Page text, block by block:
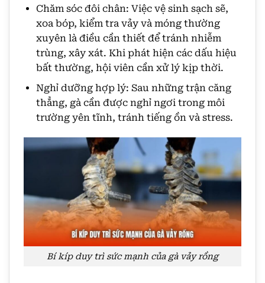
Chăm sóc đôi chân: Việc vệ sinh sạch sẽ,
xoa bóp, kiểm tra vảy và móng thường
xuyên là điều cần thiết để tránh nhiễm
trùng, xây xát. Khi phát hiện các dấu hiệu
bất thường, hội viên cần xử lý kịp thời.
Nghỉ dưỡng hợp lý: Sau những trận căng
thẳng, gà cần được nghỉ ngơi trong môi
trường yên tĩnh, tránh tiếng ồn và stress.
Bí kíp duy trì sức mạnh của gà vảy rồng